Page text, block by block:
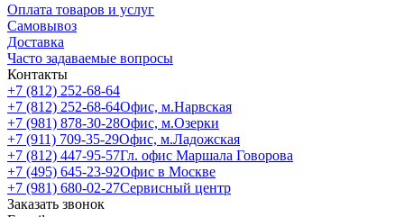
Оплата товаров и услуг
Самовывоз
Доставка
Часто задаваемые вопросы
Контакты
+7 (812) 252-68-64
+7 (812) 252-68-64Офис, м.Нарвская
+7 (981) 878-30-28Офис, м.Озерки
+7 (911) 709-35-29Офис, м.Ладожская
+7 (812) 447-95-57Гл. офис Маршала Говорова
+7 (495) 645-23-92Офис в Москве
+7 (981) 680-02-27Сервисный центр
Заказать звонок